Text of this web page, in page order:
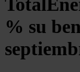
% su